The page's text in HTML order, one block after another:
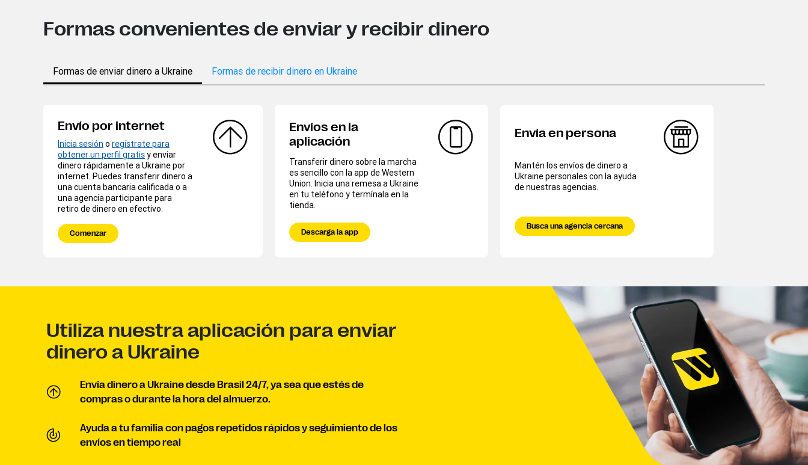
Formas convenientes de enviar y recibir dinero
Formas de enviar dinero a Ukraine Formas de recibir dinero en Ukraine
Envío por internet
Inicia sesión o regístrate para
obtener un perfil gratisy enviar
dinero rápidamente a Ukraine por
internet. Puedes transferir dinero a
una cuenta bancaria calificada o a
una agencia participante para
retiro de dinero en efectivo.
Comenzar
Envíos en la
aplicación
Transferir dinero sobre la marcha
es sencillo con la app de Western
Union. Inicia una remesa a Ukraine
en tu teléfono y termínala en la
tienda.
Descarga la app​
Envía en persona
Mantén los envíos de dinero a
Ukraine personales con la ayuda
de nuestras agencias.
Busca una agencia cercana
Utiliza nuestra aplicación para enviar
dinero a Ukraine
Envía dinero a Ukraine desde Brasil 24/7, ya sea que estés de
compras o durante la hora del almuerzo.
Ayuda a tu familia con pagos repetidos rápidos y seguimiento de los
envíos en tiempo real